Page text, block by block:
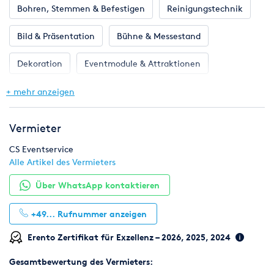
Bohren, Stemmen & Befestigen Reinigungstechnik
Bild & Präsentation Bühne & Messestand
Dekoration Eventmodule & Attraktionen
Gastronomie & Bar
Möbel Pflanzen
Ton & Beschallung Zelte & Zeltsysteme
+ mehr anzeigen
Vermieter
CS Eventservice
Alle Artikel des Vermieters
Über WhatsApp kontaktieren
+49... Rufnummer anzeigen
Erento Zertifikat für Exzellenz – 2026, 2025, 2024
Gesamtbewertung des Vermieters: